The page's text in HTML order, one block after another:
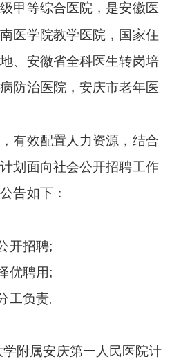
甲等综合医院，是安徽医
医学院教学医院，国家住
、安徽省全科医生转岗培
防治医院，安庆市老年医
有效配置人力资源，结合
划面向社会公开招聘工作
告如下：
开招聘;
优聘用;
工负责。
附属安庆第一人民医院计